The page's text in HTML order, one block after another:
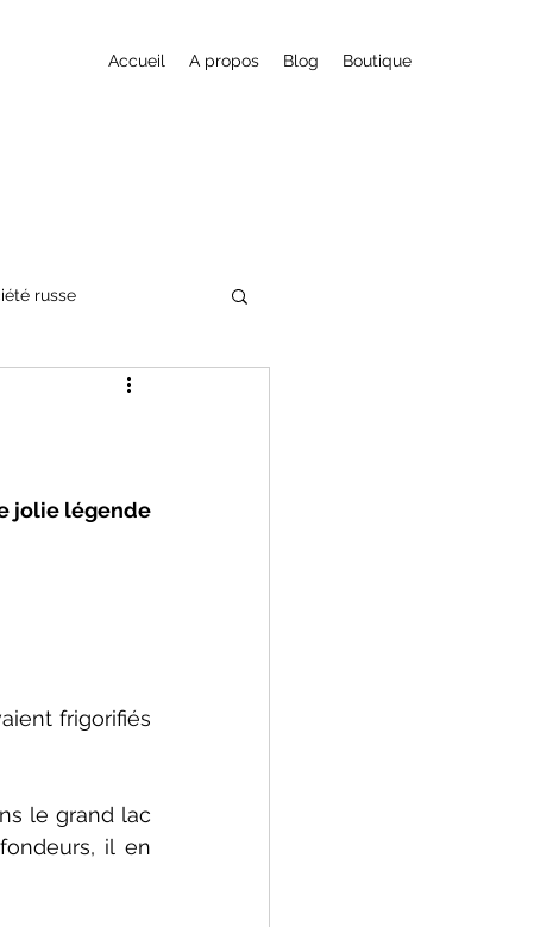
Accueil A propos Blog Boutique
russe
jolie légende
frigorifiés
le grand lac
il en